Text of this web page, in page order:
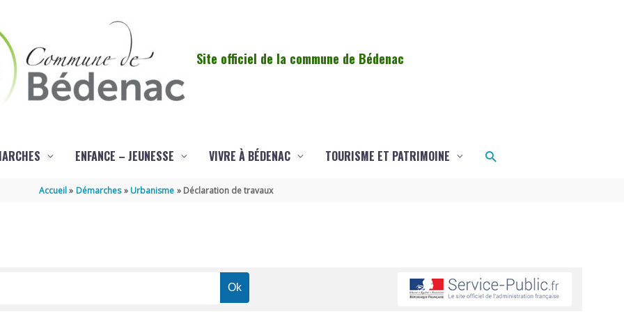
Site officiel de la commune de Bédenac
ENFANCE – JEUNESSE VIVRE À BÉDENAC TOURISME ET PATRIMOINE Rechercher
Accueil Démarches Urbanisme Déclaration de travaux